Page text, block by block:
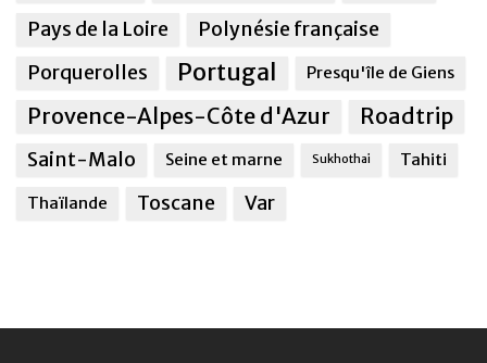
Pays de la Loire
Polynésie française
Porquerolles
Portugal Presqu'île de Giens
Provence-Alpes-Côte d'Azur Roadtrip
Saint-Malo Seine et marne Sukhothai Tahiti
Thaïlande Toscane Var